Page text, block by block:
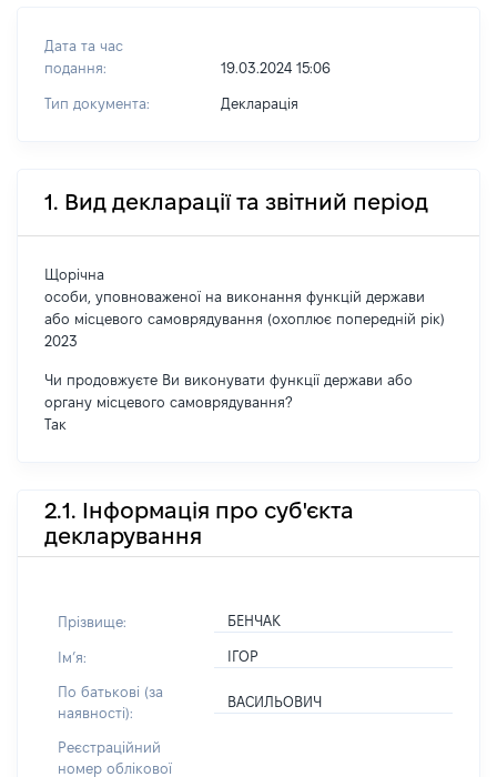
Дата та час
подання:
19.03.2024 15:06
Тип документа: Декларація
1. Вид декларації та звітний період
Щорічна
особи, уповноваженої на виконання функцій держави
або місцевого самоврядування (охоплює попередній рік)
2023
Чи продовжуєте Ви виконувати функції держави або
органу місцевого самоврядування?
Так
2.1. Інформація про суб'єкта
декларування
Прізвище: БЕНЧАК
Імʼя: ІГОР
По батькові (за
наявності):
ВАСИЛЬОВИЧ
Реєстраційний
номер облікової